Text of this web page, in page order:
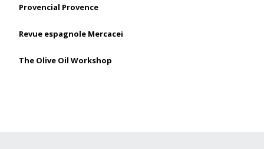
Provencial Provence
Revue espagnole Mercacei
The Olive Oil Workshop